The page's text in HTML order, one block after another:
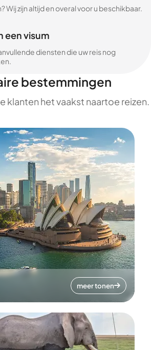
Wij zijn altijd en overal voor u beschikbaar.
een visum
diensten die uw reis nog
bestemmingen
klanten het vaakst naartoe reizen.
meer tonen